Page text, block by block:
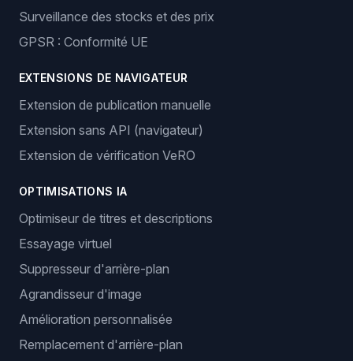
Surveillance des stocks et des prix
GPSR : Conformité UE
EXTENSIONS DE NAVIGATEUR
Extension de publication manuelle
Extension sans API (navigateur)
Extension de vérification VeRO
OPTIMISATIONS IA
Optimiseur de titres et descriptions
Essayage virtuel
Suppresseur d'arrière-plan
Agrandisseur d'image
Amélioration personnalisée
Remplacement d'arrière-plan